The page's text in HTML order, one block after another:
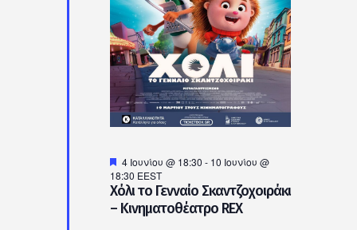
2026
Χόλι το Γενναίο Σκαντζοχοιράκι
– Κινηματοθέατρο REX
Προτεινόμενο
4 Ιουνίου @ 18:30 - 10 Ιουνίου @
18:30 EEST